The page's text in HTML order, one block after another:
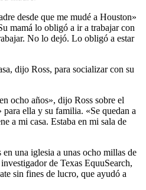
desde que me mudé a Houston»
mamá lo obligó a ir a trabajar con
No lo dejó. Lo obligó a estar
dijo Ross, para socializar con su
ocho años», dijo Ross sobre el
ella y su familia. «Se quedan a
a mi casa. Estaba en mi sala de
una iglesia a unas ocho millas de
de Texas EquuSearch,
sin fines de lucro, que ayudó a